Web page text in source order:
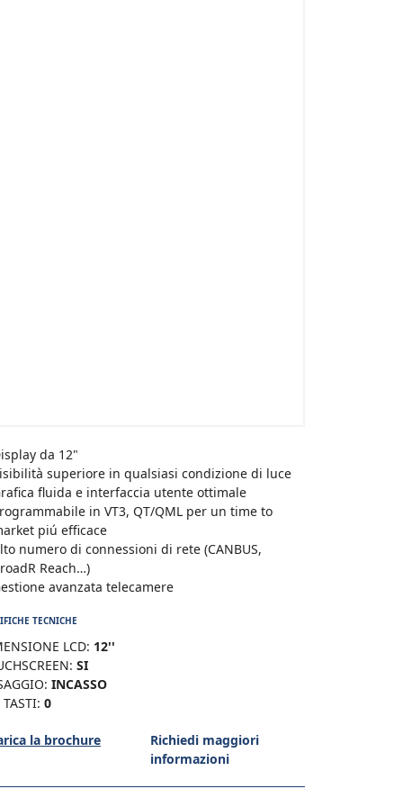
da 12"
superiore in qualsiasi condizione di luce
fluida e interfaccia utente ottimale
in VT3, QT/QML per un time to
piú efficace
numero di connessioni di rete (CANBUS,
Reach…)
avanzata telecamere
TECNICHE
LCD: 12''
SI
INCASSO
0
la brochure
Richiedi maggiori
informazioni